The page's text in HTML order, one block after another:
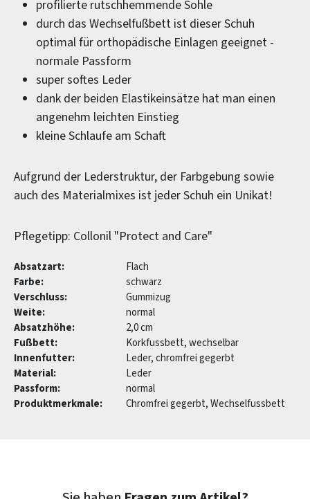
profilierte rutschhemmende Sohle
durch das Wechselfußbett ist dieser Schuh
optimal für orthopädische Einlagen geeignet -
normale Passform
super softes Leder
dank der beiden Elastikeinsätze hat man einen
angenehm leichten Einstieg
kleine Schlaufe am Schaft
Aufgrund der Lederstruktur, der Farbgebung sowie
auch des Materialmixes ist jeder Schuh ein Unikat!
Pflegetipp: Collonil "Protect and Care"
Absatzart:
Flach
Farbe:
schwarz
Verschluss:
Gummizug
Weite:
normal
Absatzhöhe:
2,0 cm
Fußbett:
Korkfussbett, wechselbar
Innenfutter:
Leder, chromfrei gegerbt
Material:
Leder
Passform:
normal
Produktmerkmale:
Chromfrei gegerbt, Wechselfussbett